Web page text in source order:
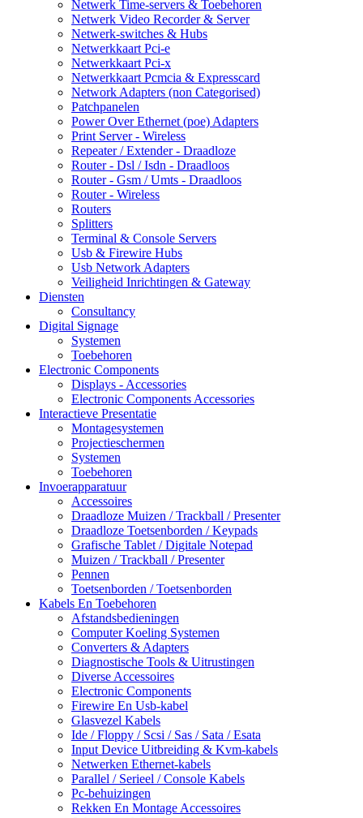
Netwerk Time-servers & Toebehoren
Netwerk Video Recorder & Server
Netwerk-switches & Hubs
Netwerkkaart Pci-e
Netwerkkaart Pci-x
Netwerkkaart Pcmcia & Expresscard
Network Adapters (non Categorised)
Patchpanelen
Power Over Ethernet (poe) Adapters
Print Server - Wireless
Repeater / Extender - Draadloze
Router - Dsl / Isdn - Draadloos
Router - Gsm / Umts - Draadloos
Router - Wireless
Routers
Splitters
Terminal & Console Servers
Usb & Firewire Hubs
Usb Network Adapters
Veiligheid Inrichtingen & Gateway
Diensten
Consultancy
Digital Signage
Systemen
Toebehoren
Electronic Components
Displays - Accessories
Electronic Components Accessories
Interactieve Presentatie
Montagesystemen
Projectieschermen
Systemen
Toebehoren
Invoerapparatuur
Accessoires
Draadloze Muizen / Trackball / Presenter
Draadloze Toetsenborden / Keypads
Grafische Tablet / Digitale Notepad
Muizen / Trackball / Presenter
Pennen
Toetsenborden / Toetsenborden
Kabels En Toebehoren
Afstandsbedieningen
Computer Koeling Systemen
Converters & Adapters
Diagnostische Tools & Uitrustingen
Diverse Accessoires
Electronic Components
Firewire En Usb-kabel
Glasvezel Kabels
Ide / Floppy / Scsi / Sas / Sata / Esata
Input Device Uitbreiding & Kvm-kabels
Netwerken Ethernet-kabels
Parallel / Serieel / Console Kabels
Pc-behuizingen
Rekken En Montage Accessoires